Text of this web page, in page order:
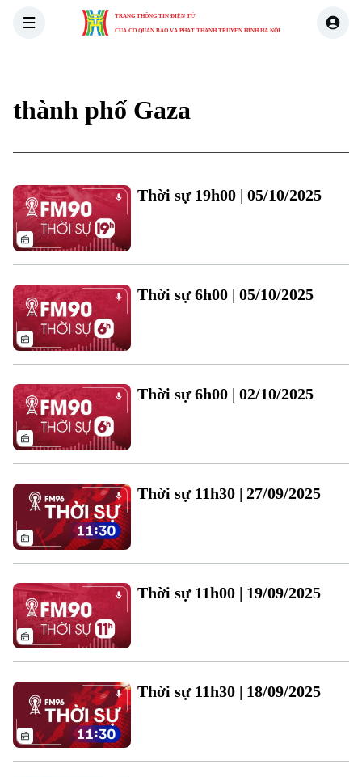
TRANG THÔNG TIN ĐIỆN TỬ
CỦA CƠ QUAN BÁO VÀ PHÁT THANH TRUYỀN HÌNH HÀ NỘI
Xu hướng
Chuyên mục
thành phố Gaza
Thời sự 19h00 | 05/10/2025
Thời sự 6h00 | 05/10/2025
Thời sự 6h00 | 02/10/2025
Thời sự 11h30 | 27/09/2025
Thời sự 11h00 | 19/09/2025
Thời sự 11h30 | 18/09/2025